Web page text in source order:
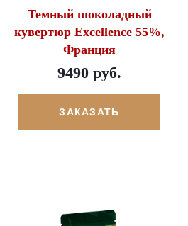
Темный шоколадный
кувертюр Excellence 55%,
Франция
9490 руб.
ЗАКАЗАТЬ